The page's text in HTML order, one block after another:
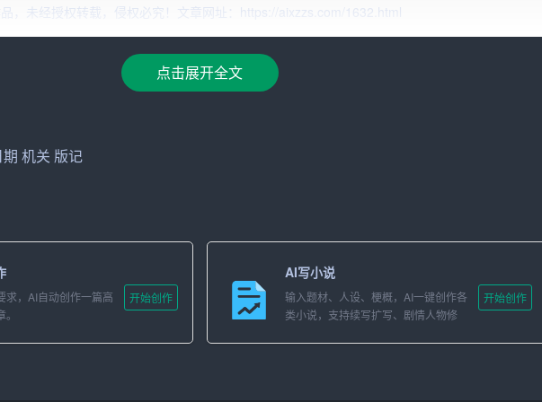
号，一般包括机关代字、年份、序号。
一般位于版记的最下方。
字号、字体颜色等应与正文保持一致。一般采用仿宋体或者楷体。
最后一页的底部，与正文保持一定的距离。如果公文内容较多，可以分为若干页，每
，避免使用缩写、简称或者不规范的名称。
款单位一致。
，未经授权转载，侵权必究！文章网址：https://aixzzs.com/1632.html
点击展开全文
期 机关 版记
求，AI自动创作一篇高
开始创作
AI写小说
输入题材、人设、梗概，AI一键创作各
类小说，支持续写扩写、剧情人物修
开始创作